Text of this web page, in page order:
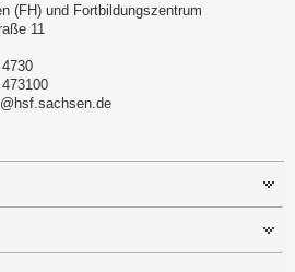
(FH) und Fortbildungszentrum
11